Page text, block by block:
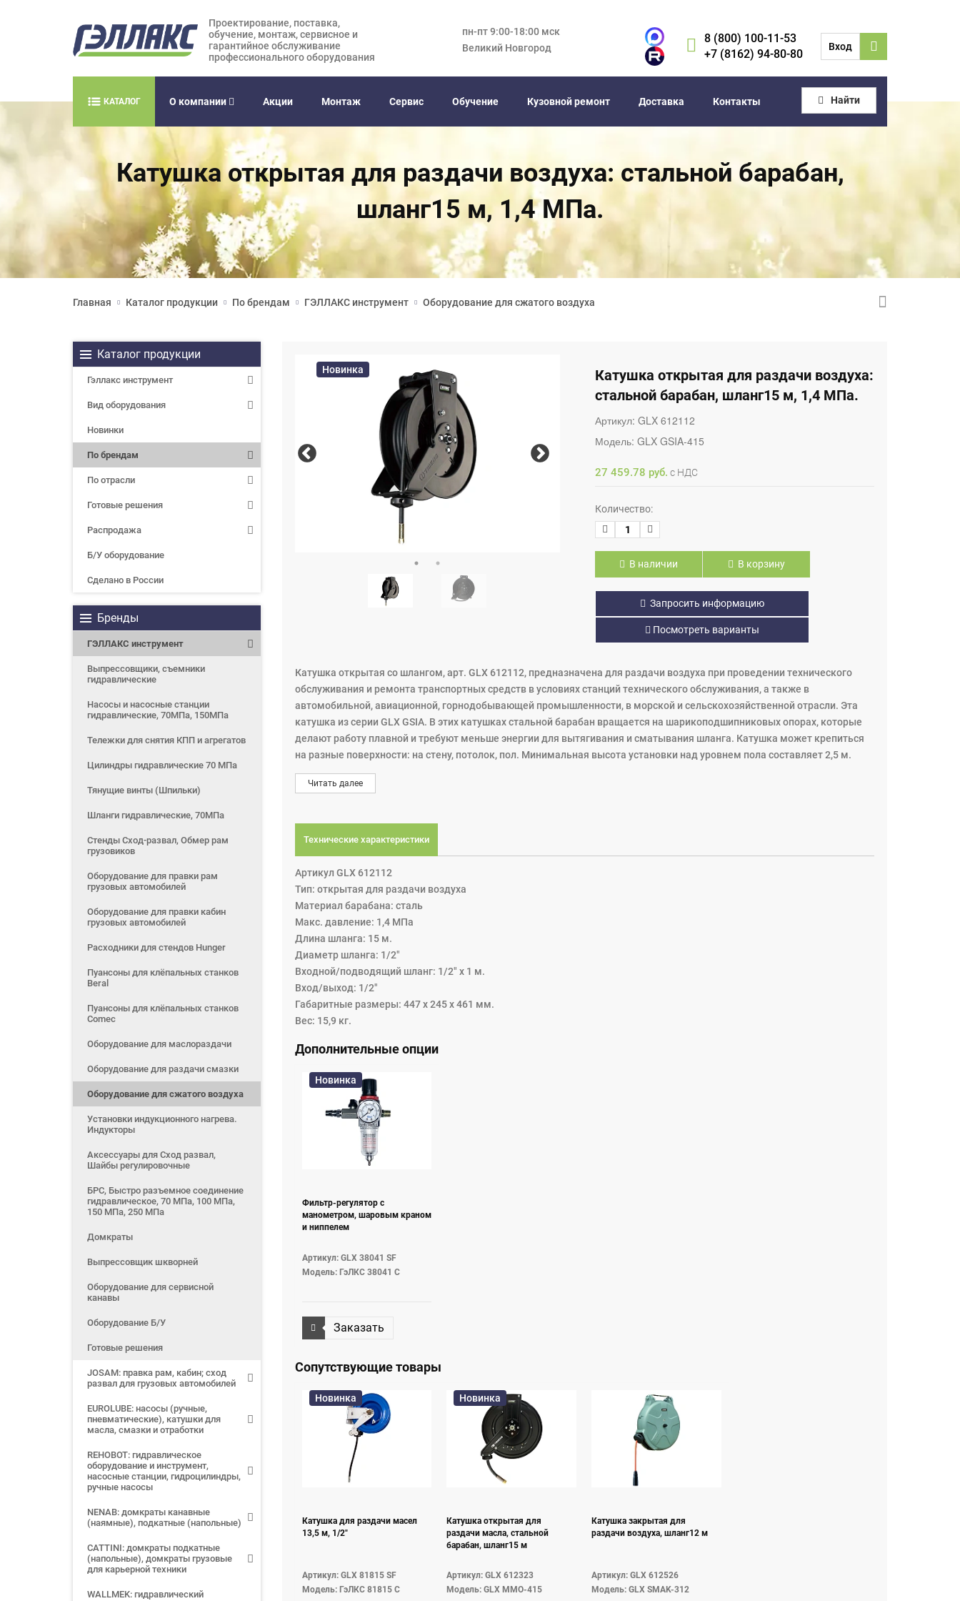
Проектирование, поставка,
обучение, монтаж, сервисное и
гарантийное обслуживание
профессионального оборудования
пн-пт 9:00-18:00 мск
Великий Новгород
8 (800) 100-11-53
+7 (8162) 94-80-80
Вход
КАТАЛОГ О компании Акции Монтаж Сервис Обучение Кузовной ремонт Доставка Контакты Найти
Катушка открытая для раздачи воздуха: стальной барабан,
шланг15 м, 1,4 МПа.
Главная Каталог продукции По брендам ГЭЛЛАКС инструмент Оборудование для сжатого воздуха
Каталог продукции
Гэллакс инструмент
Вид оборудования
Новинки
По брендам
По отрасли
Готовые решения
Распродажа
Б/У оборудование
Сделано в России
Бренды
ГЭЛЛАКС инструмент
Выпрессовщики, съемники
гидравлические
Насосы и насосные станции
гидравлические, 70МПа, 150МПа
Тележки для снятия КПП и агрегатов
Цилиндры гидравлические 70 МПа
Тянущие винты (Шпильки)
Шланги гидравлические, 70МПа
Стенды Сход-развал, Обмер рам
грузовиков
Оборудование для правки рам
грузовых автомобилей
Оборудование для правки кабин
грузовых автомобилей
Расходники для стендов Hunger
Пуансоны для клёпальных станков
Beral
Пуансоны для клёпальных станков
Comec
Оборудование для маслораздачи
Оборудование для раздачи смазки
Оборудование для сжатого воздуха
Установки индукционного нагрева.
Индукторы
Аксессуары для Сход развал,
Шайбы регулировочные
БРС, Быстро разъемное соединение
гидравлическое, 70 МПа, 100 МПа,
150 МПа, 250 МПа
Домкраты
Выпрессовщик шкворней
Оборудование для сервисной
канавы
Оборудование Б/У
Готовые решения
JOSAM: правка рам, кабин; сход
развал для грузовых автомобилей
EUROLUBE: насосы (ручные,
пневматические), катушки для
масла, смазки и отработки
REHOBOT: гидравлическое
оборудование и инструмент,
насосные станции, гидроцилиндры,
ручные насосы
NENAB: домкраты канавные
(наямные), подкатные (напольные)
CATTINI: домкраты подкатные
(напольные), домкраты грузовые
для карьерной техники
WALLMEK: гидравлический
Новинка
Катушка открытая для раздачи воздуха:
стальной барабан, шланг15 м, 1,4 МПа.
Артикул:GLX 612112
Модель:GLX GSIA-415
27 459.78 руб. с НДС
Количество:
В наличии В корзину
Запросить информацию
Посмотреть варианты
Катушка открытая со шлангом, арт. GLX 612112, предназначена для раздачи воздуха при проведении технического
обслуживания и ремонта транспортных средств в условиях станций технического обслуживания, а также в
автомобильной, авиационной, горнодобывающей промышленности, в морской и сельскохозяйственной отрасли. Эта
катушка из серии GLX GSIA. В этих катушках стальной барабан вращается на шарикоподшипниковых опорах, которые
делают работу плавной и требуют меньше энергии для вытягивания и сматывания шланга. Катушка может крепиться
на разные поверхности: на стену, потолок, пол. Минимальная высота установки над уровнем пола составляет 2,5 м.
Катушка оснащена пружинным приводом для автоматического сматывания шланга и храповым механизмом
фиксации. Вытягивая шланг, при каждом обороте, дважды, можно зафиксировать его в сегменте храповика.
На катушке намотан шланг для раздачи воздуха 15 м. х 1/2", который выдерживает макс. давление 1,4 МПа, на входе в
катушку прикреплен шланг 1 м х 1/2”; вход/выход 1/2". Катушки для раздачи воздуха позволяют улучшить условия
труда, создают лучшую рабочую среду и повышают эффективность работы.
Читать далее
Технические характеристики
Артикул GLX 612112
Тип: открытая для раздачи воздуха
Материал барабана: сталь
Макс. давление: 1,4 МПа
Длина шланга: 15 м.
Диаметр шланга: 1/2"
Входной/подводящий шланг: 1/2" x 1 м.
Вход/выход: 1/2"
Габаритные размеры: 447 х 245 х 461 мм.
Вес: 15,9 кг.
Дополнительные опции
Новинка
Фильтр-регулятор с
манометром, шаровым краном
и ниппелем
Артикул: GLX 38041 SF
Модель: ГэЛКС 38041 С
Заказать
Сопутствующие товары
Новинка
Катушка для раздачи масел
13,5 м, 1/2"
Артикул: GLX 81815 SF
Модель: ГэЛКС 81815 С
Новинка
Катушка открытая для
раздачи масла, стальной
барабан, шланг15 м
Артикул: GLX 612323
Модель: GLX MMO-415
Катушка закрытая для
раздачи воздуха, шланг12 м
Артикул: GLX 612526
Модель: GLX SMAK-312